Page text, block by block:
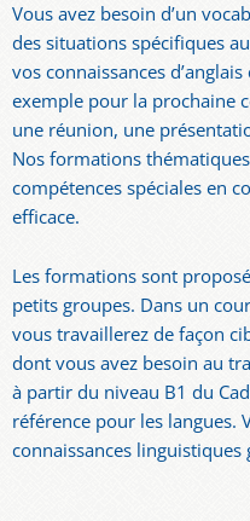
Vous avez besoin d’un
des situations spécifiques
vos connaissances
exemple pour la prochaine
une réunion, une
Nos formations
compétences spéciales en
efficace.
Les formations sont
petits groupes. Dans un
vous travaillerez de façon
dont vous avez besoin au
à partir du niveau B1 du
référence pour les langues.
connaissances